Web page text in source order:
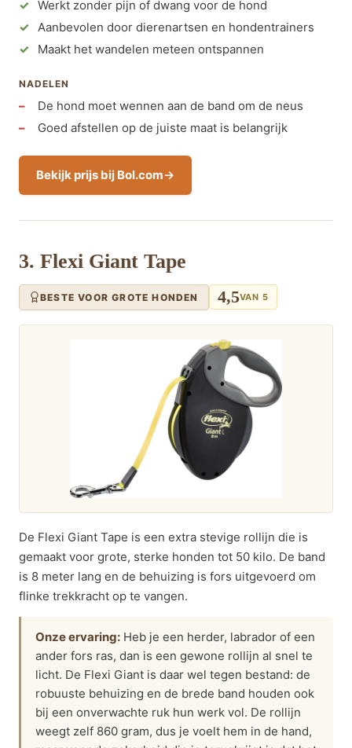
Werkt zonder pijn of dwang voor de hond
Aanbevolen door dierenartsen en hondentrainers
Maakt het wandelen meteen ontspannen
NADELEN
De hond moet wennen aan de band om de neus
Goed afstellen op de juiste maat is belangrijk
Bekijk prijs bij Bol.com
3. Flexi Giant Tape
BESTE VOOR GROTE HONDEN 4,5VAN 5
De Flexi Giant Tape is een extra stevige rollijn die is
gemaakt voor grote, sterke honden tot 50 kilo. De band
is 8 meter lang en de behuizing is fors uitgevoerd om
flinke trekkracht op te vangen.
Onze ervaring: Heb je een herder, labrador of een
ander fors ras, dan is een gewone rollijn al snel te
licht. De Flexi Giant is daar wel tegen bestand: de
robuuste behuizing en de brede band houden ook
bij een onverwachte ruk hun werk vol. De rollijn
weegt zelf 860 gram, dus je voelt hem in de hand,